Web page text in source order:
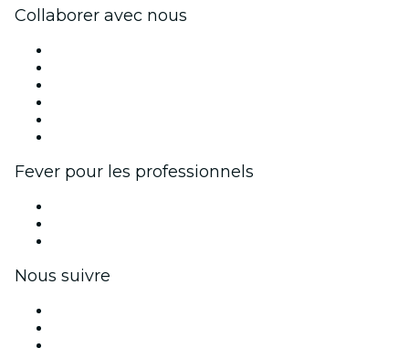
Collaborer avec nous
Fever pour les professionnels
Nous suivre